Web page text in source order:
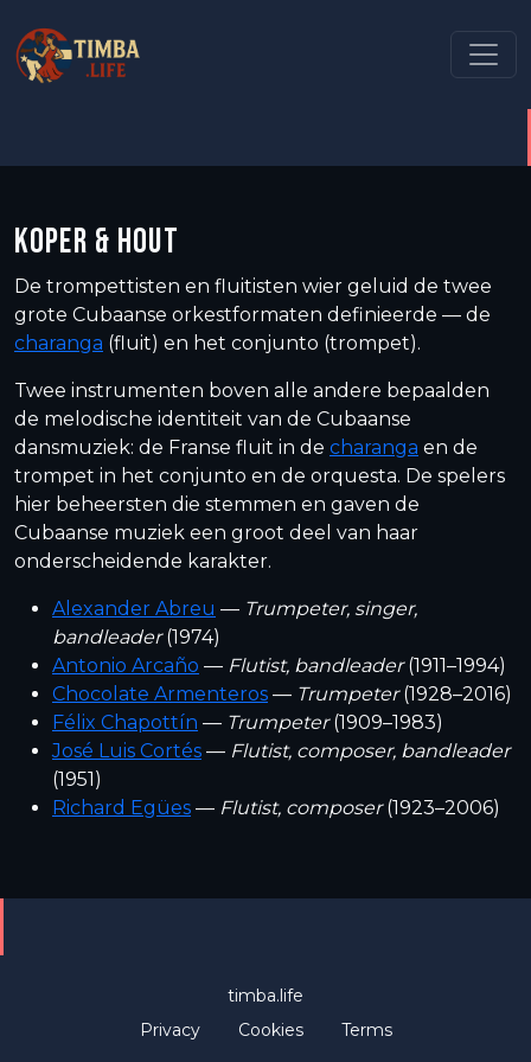
KOPER & HOUT
De trompettisten en fluitisten wier geluid de twee
grote Cubaanse orkestformaten definieerde — de
charanga (fluit) en het conjunto (trompet).
Twee instrumenten boven alle andere bepaalden
de melodische identiteit van de Cubaanse
dansmuziek: de Franse fluit in de charanga en de
trompet in het conjunto en de orquesta. De spelers
hier beheersten die stemmen en gaven de
Cubaanse muziek een groot deel van haar
onderscheidende karakter.
Alexander Abreu — Trumpeter, singer,
bandleader(1974)
Antonio Arcaño — Flutist, bandleader(1911–1994)
Chocolate Armenteros — Trumpeter(1928–2016)
Félix Chapottín — Trumpeter(1909–1983)
José Luis Cortés — Flutist, composer, bandleader
(1951)
Richard Egües — Flutist, composer(1923–2006)
timba.life
Privacy
Cookies Terms